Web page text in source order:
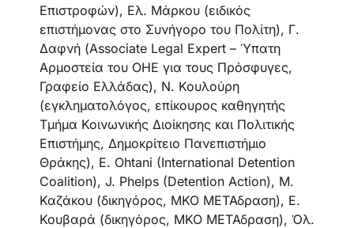
Επιστροφών), Ελ. Μάρκου (ειδικός
επιστήμονας στο Συνήγορο του Πολίτη), Γ.
Δαφνή (Associate Legal Expert – Ύπατη
Αρμοστεία του ΟΗΕ για τους Πρόσφυγες,
Γραφείο Ελλάδας), Ν. Κουλούρη
(εγκληματολόγος, επίκουρος καθηγητής
Τμήμα Κοινωνικής Διοίκησης και Πολιτικής
Επιστήμης, Δημοκρίτειο Πανεπιστήμιο
Θράκης), E. Ohtani (International Detention
Coalition), J. Phelps (Detention Action), Μ.
Καζάκου (δικηγόρος, ΜΚΟ ΜΕΤΑδραση), Ε.
Κουβαρά (δικηγόρος, ΜΚΟ ΜΕΤΑδραση), Όλ.